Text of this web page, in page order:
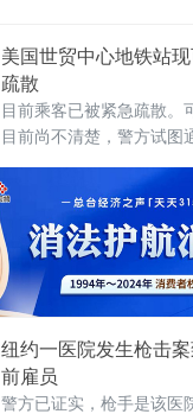
美国世贸中心地铁站
疏散
目前乘客已被紧急疏散。
目前尚不清楚，警方试图
包裹。
纽约一医院发生枪击
前雇员
警方已证实，枪手是该医